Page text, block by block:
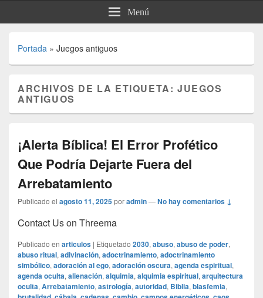
Menú
Portada » Juegos antiguos
ARCHIVOS DE LA ETIQUETA:JUEGOS
ANTIGUOS
¡Alerta Bíblica! El Error Profético
Que Podría Dejarte Fuera del
Arrebatamiento
Publicado el agosto 11, 2025poradmin—No hay comentarios ↓
Contact Us on Threema
Publicado en articulos | Etiquetado 2030, abuso, abuso de poder,
abuso ritual, adivinación, adoctrinamiento, adoctrinamiento
simbólico, adoración al ego, adoración oscura, agenda espiritual,
agenda oculta, alienación, alquimia, alquimia espiritual, arquitectura
oculta, Arrebatamiento, astrología, autoridad, Biblia, blasfemia,